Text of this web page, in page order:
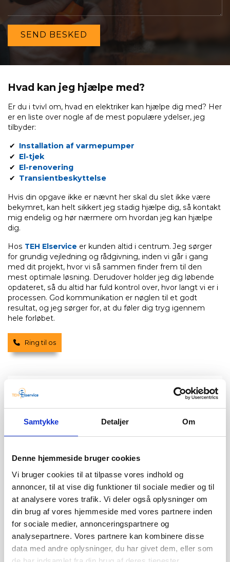
Samtykke Detaljer Om
Denne hjemmeside bruger cookies
Vi bruger cookies til at tilpasse vores indhold og
annoncer, til at vise dig funktioner til sociale medier og til
at analysere vores trafik. Vi deler også oplysninger om
din brug af vores hjemmeside med vores partnere inden
for sociale medier, annonceringspartnere og
analysepartnere. Vores partnere kan kombinere disse
data med andre oplysninger, du har givet dem, eller som
Hvad kan jeg hjælpe med?
Er du i tvivl om, hvad en elektriker kan hjælpe dig med? Her
er en liste over nogle af de mest populære ydelser, jeg
tilbyder:
Installation af varmepumper
El-tjek
El-renovering
Transientbeskyttelse
Hvis din opgave ikke er nævnt her skal du slet ikke være
bekymret, kan helt sikkert jeg stadig hjælpe dig, så kontakt
mig endelig og hør nærmere om hvordan jeg kan hjælpe
dig.
Hos TEH Elservice er kunden altid i centrum. Jeg sørger
for grundig vejledning og rådgivning, inden vi går i gang
med dit projekt, hvor vi så sammen finder frem til den
mest optimale løsning. Derudover holder jeg dig løbende
opdateret, så du altid har fuld kontrol over, hvor langt vi er i
processen. God kommunikation er nøglen til et godt
resultat, og jeg sørger for, at du føler dig tryg igennem
hele forløbet.
Ring til os
Elektriker Langebæk pris
Jeg ved, at prisen er vigtig for mange, når det
kommer til el-arbejde. Hos TEH Elservice tilbyder jeg
kompromis med kvaliteten. Når du vælger mig som
klart og gennemsigtigt tilbud, så du ved præcis, hvad
det er du kommer til at betale for. Jeg tror på ærlighed
og leverer resultater, der matcher dine behov og dit
budget.
Min prissætning bliver baseret på en grundig
vurdering af din opgave, så du får den mest præcise
elektrikerpris i Askeby. Jeg forstår, at alle projekter er
forskellige, og jeg er dedikeret til at finde den rette
løsning, der giver dig mest værdi for pengene, uden at